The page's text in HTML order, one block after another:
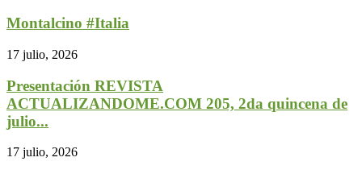
Montalcino #Italia
17 julio, 2026
Presentación REVISTA
ACTUALIZANDOME.COM 205, 2da quincena de
julio...
17 julio, 2026